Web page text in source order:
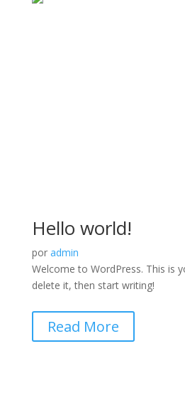
Hello world!
por admin
Welcome to WordPress. This is
delete it, then start writing!
Read More